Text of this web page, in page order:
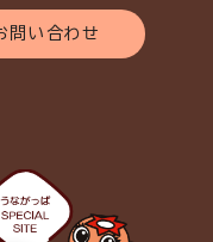
問い合わせ